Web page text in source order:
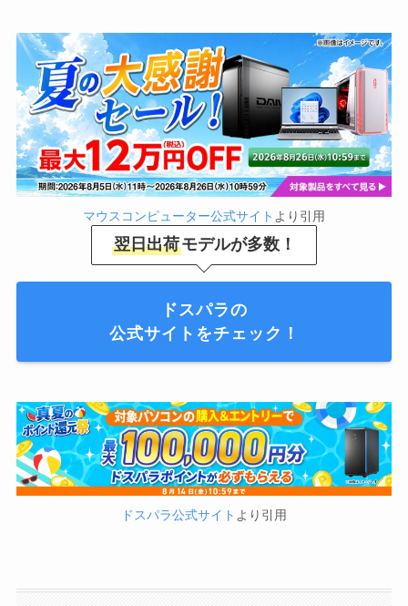
マウスコンピューター公式サイト より引用
翌日出荷モデルが多数！
ドスパラの
公式サイトをチェック！
ドスパラ公式サイト より引用